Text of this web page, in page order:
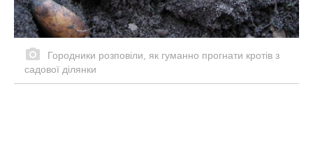
Городники розповіли, як гуманно прогнати кротів з
садової ділянки